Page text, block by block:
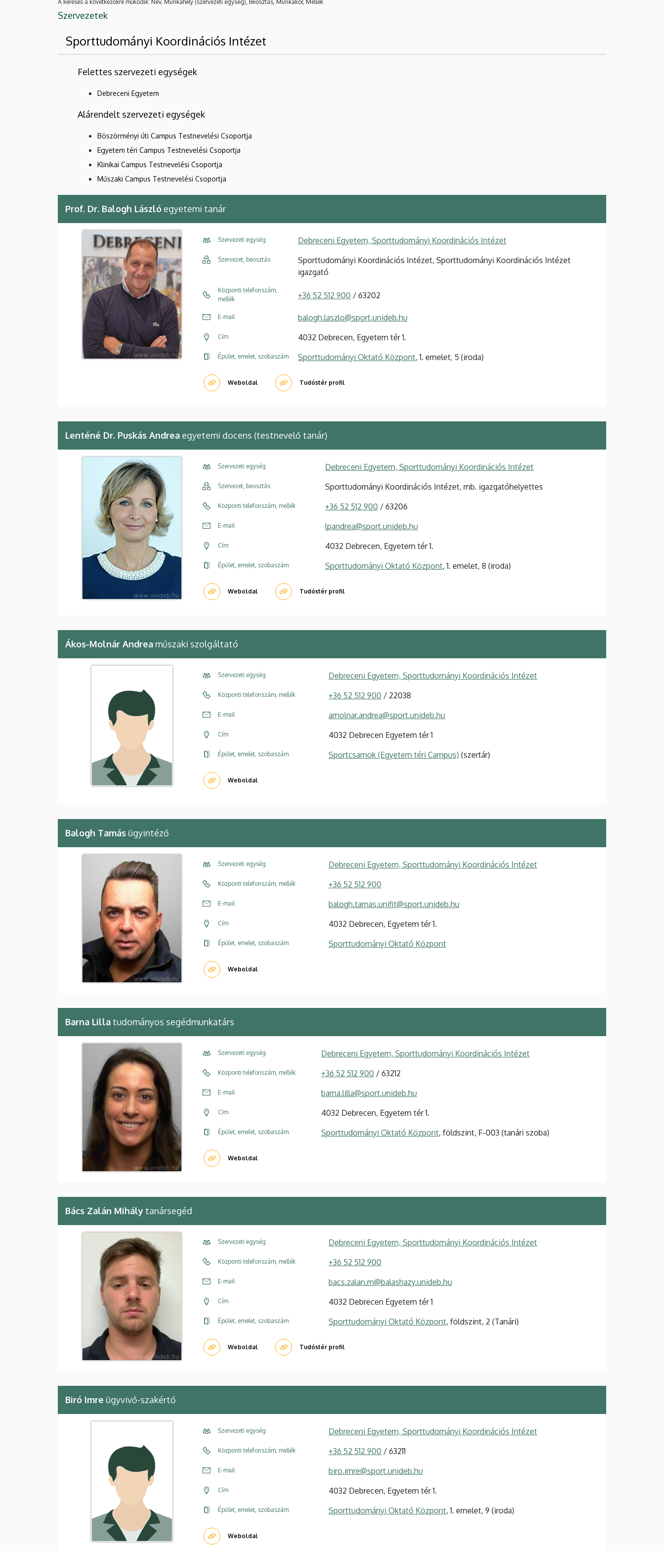
A keresés a következőkre működik: Név, Munkahely (szervezeti egység), Beosztás, Munkakör, Mellék
Szervezetek
Sporttudományi Koordinációs Intézet
Felettes szervezeti egységek
Debreceni Egyetem
Alárendelt szervezeti egységek
Böszörményi úti Campus Testnevelési Csoportja
Egyetem téri Campus Testnevelési Csoportja
Klinikai Campus Testnevelési Csoportja
Műszaki Campus Testnevelési Csoportja
Prof. Dr. Balogh László egyetemi tanár
Szervezeti egység Debreceni Egyetem, Sporttudományi Koordinációs Intézet
Szervezet, beosztás
Sporttudományi Koordinációs Intézet, Sporttudományi Koordinációs Intézet
igazgató
Központi telefonszám,
mellék
+36 52 512 900 / 63202
E-mail balogh.laszlo@sport.unideb.hu
Cím 4032 Debrecen, Egyetem tér 1.
Épület, emelet, szobaszám Sporttudományi Oktató Központ, 1. emelet, 5 (iroda)
Weboldal Tudóstér profil
Lenténé Dr. Puskás Andrea egyetemi docens (testnevelő tanár)
Szervezeti egység Debreceni Egyetem, Sporttudományi Koordinációs Intézet
Szervezet, beosztás Sporttudományi Koordinációs Intézet, mb. igazgatóhelyettes
Központi telefonszám, mellék +36 52 512 900 / 63206
E-mail lpandrea@sport.unideb.hu
Cím 4032 Debrecen, Egyetem tér 1.
Épület, emelet, szobaszám Sporttudományi Oktató Központ, 1. emelet, 8 (iroda)
Weboldal Tudóstér profil
Ákos-Molnár Andrea műszaki szolgáltató
Szervezeti egység Debreceni Egyetem, Sporttudományi Koordinációs Intézet
Központi telefonszám, mellék +36 52 512 900 / 22038
E-mail amolnar.andrea@sport.unideb.hu
Cím 4032 Debrecen Egyetem tér 1
Épület, emelet, szobaszám Sportcsarnok (Egyetem téri Campus) (szertár)
Weboldal
Balogh Tamás ügyintéző
Szervezeti egység Debreceni Egyetem, Sporttudományi Koordinációs Intézet
Központi telefonszám, mellék +36 52 512 900
E-mail balogh.tamas.unifit@sport.unideb.hu
Cím 4032 Debrecen, Egyetem tér 1.
Épület, emelet, szobaszám Sporttudományi Oktató Központ
Weboldal
Barna Lilla tudományos segédmunkatárs
Szervezeti egység Debreceni Egyetem, Sporttudományi Koordinációs Intézet
Központi telefonszám, mellék +36 52 512 900 / 63212
E-mail barna.lilla@sport.unideb.hu
Cím 4032 Debrecen, Egyetem tér 1.
Épület, emelet, szobaszám Sporttudományi Oktató Központ, földszint, F-003 (tanári szoba)
Weboldal
Bács Zalán Mihály tanársegéd
Szervezeti egység Debreceni Egyetem, Sporttudományi Koordinációs Intézet
Központi telefonszám, mellék +36 52 512 900
E-mail bacs.zalan.m@balashazy.unideb.hu
Cím 4032 Debrecen Egyetem tér 1
Épület, emelet, szobaszám Sporttudományi Oktató Központ, földszint, 2 (Tanári)
Weboldal Tudóstér profil
Biró Imre ügyvivő-szakértő
Szervezeti egység Debreceni Egyetem, Sporttudományi Koordinációs Intézet
Központi telefonszám, mellék +36 52 512 900 / 63211
E-mail biro.imre@sport.unideb.hu
Cím 4032 Debrecen, Egyetem tér 1.
Épület, emelet, szobaszám Sporttudományi Oktató Központ, 1. emelet, 9 (iroda)
Weboldal